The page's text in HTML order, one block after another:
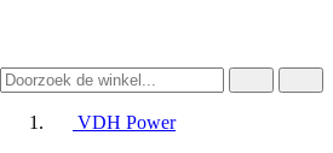
VDH Power